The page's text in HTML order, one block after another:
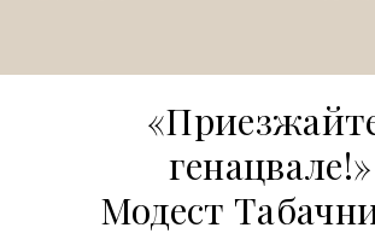
генацвале!»
Модест